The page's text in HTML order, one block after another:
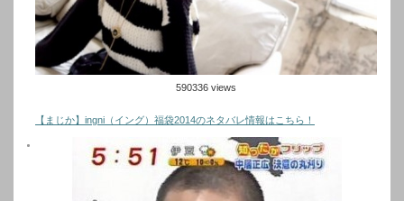
590336 views
【まじか】ingni（イング）福袋2014のネタバレ情報はこちら！